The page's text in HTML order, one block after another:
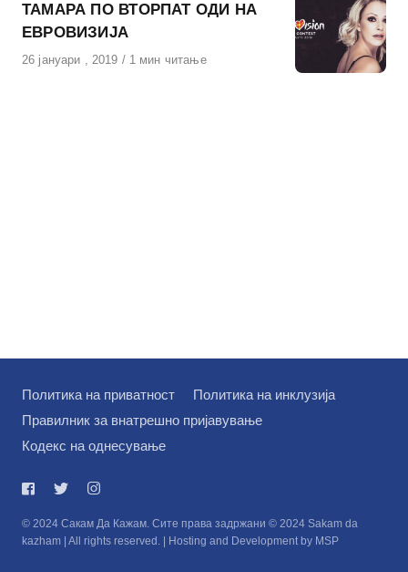
ТАМАРА ПО ВТОРПАТ ОДИ НА
ЕВРОВИЗИЈА
Објавено
26 јануари , 2019 1 мин читање
Политика на приватност
Политика на инклузија
Правилник за внатрешно пријавување
Кодекс на однесување
© 2024 Сакам Да Кажам. Сите права задржани © 2024 Sakam da
kazham | All rights reserved. | Hosting and Development by MSP